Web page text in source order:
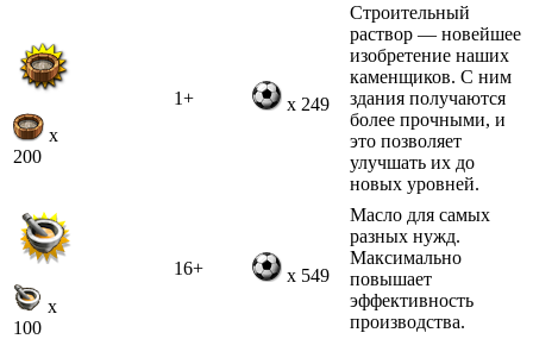
x
200
1+ x 249
Строительный
раствор — новейшее
изобретение наших
каменщиков. С ним
здания получаются
более прочными, и
это позволяет
улучшать их до
новых уровней.
x
100
16+ x 549
Масло для самых
разных нужд.
Максимально
повышает
эффективность
производства.